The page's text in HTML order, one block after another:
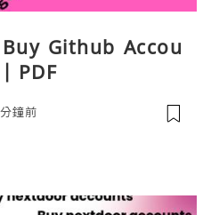
Github Accou
PDF
鐘前